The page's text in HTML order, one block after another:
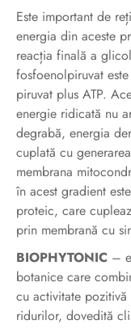
Este important de
energia din aceste
reacția finală a
fosfoenolpiruvat
piruvat plus ATP.
energie ridicată nu
degrabă, energia
cuplată cu
membrana
în acest gradient
proteic, care
prin membrană cu
BIOPHYTONIC –
botanice care
cu activitate
ridurilor, dovedită